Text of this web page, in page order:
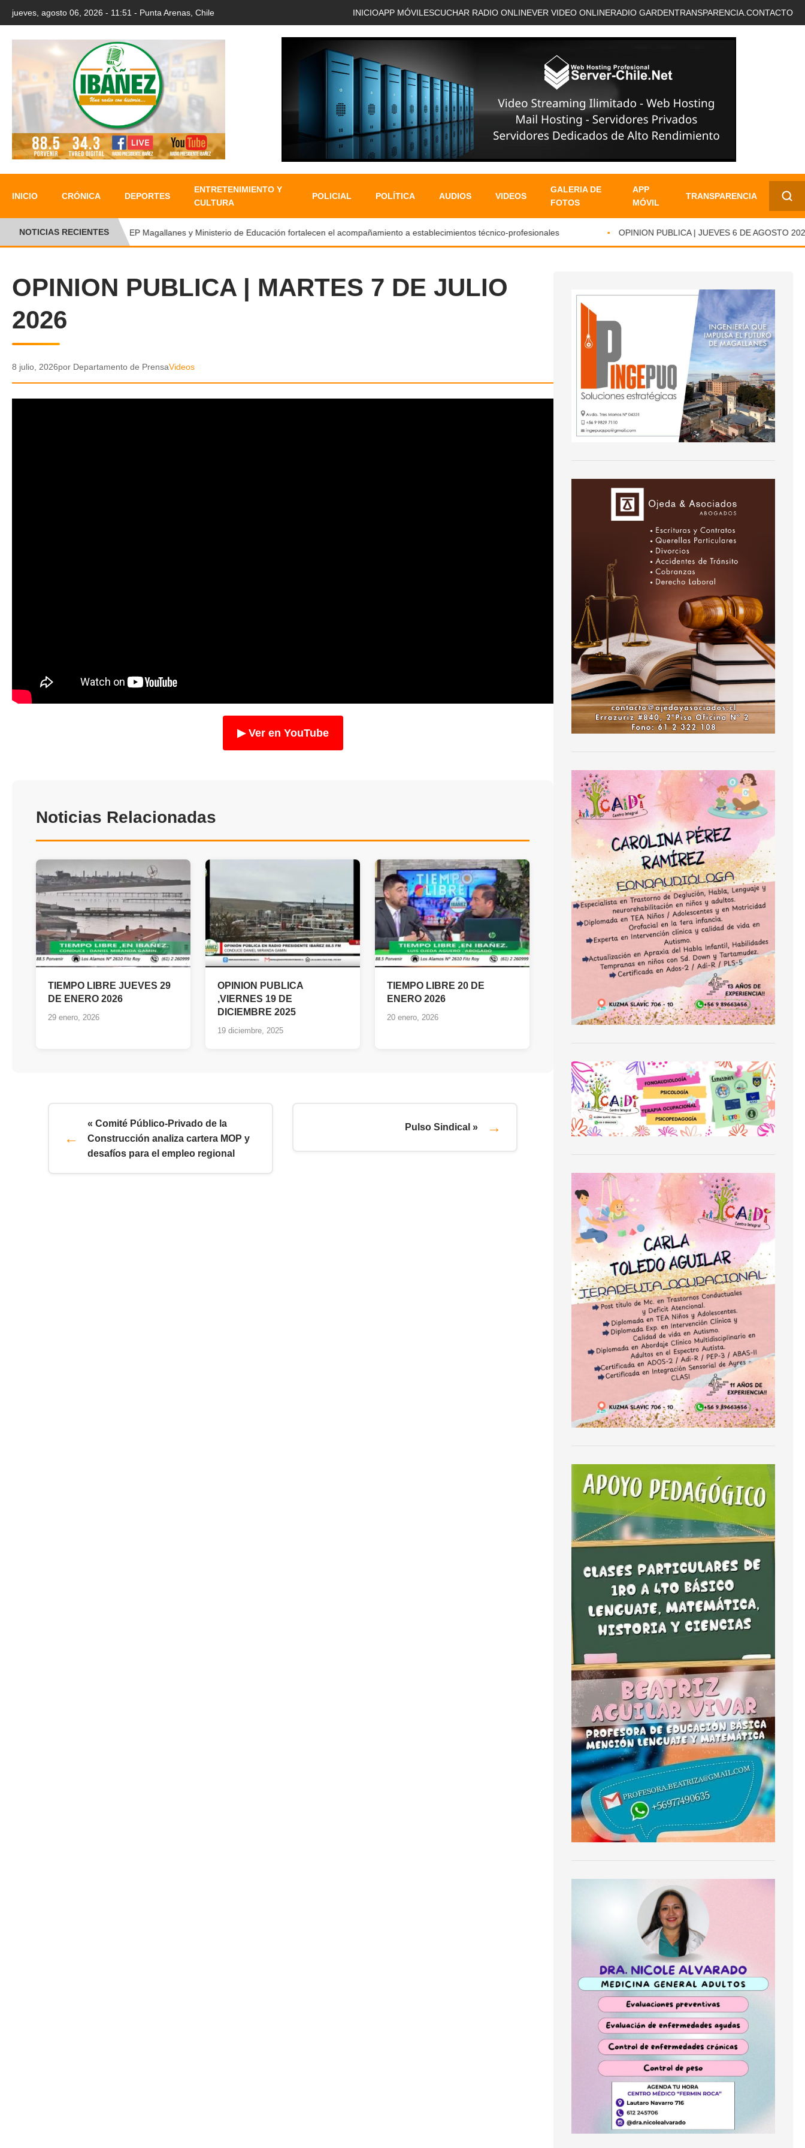
jueves, agosto 06, 2026 - 11:51 - Punta Arenas, Chile INICIOAPP MÓVIL ESCUCHAR RADIO ONLINEVER VIDEO ONLINERADIO GARDENTRANSPARENCIA. CONTACTO
INICIO CRÓNICA DEPORTES
ENTRETENIMIENTO Y
CULTURA
POLICIAL POLÍTICA AUDIOS VIDEOS
GALERIA DE
FOTOS
APP
MÓVIL
TRANSPARENCIA
✕
NOTICIAS RECIENTESSLEP Magallanes y Ministerio de Educación fortalecen el acompañamiento a establecimientos técnico-profesionales OPINION PUBLICA | JUEVES 6 DE AGOSTO 2026.
OPINION PUBLICA | MARTES 7 DE JULIO
2026
8 julio, 2026por Departamento de PrensaVideos
▶ Ver en YouTube
Noticias Relacionadas
TIEMPO LIBRE JUEVES 29
DE ENERO 2026
29 enero, 2026
OPINION PUBLICA
,VIERNES 19 DE
DICIEMBRE 2025
19 diciembre, 2025
TIEMPO LIBRE 20 DE
ENERO 2026
20 enero, 2026
« Comité Público-Privado de la
Construcción analiza cartera MOP y
desafíos para el empleo regional
Pulso Sindical »